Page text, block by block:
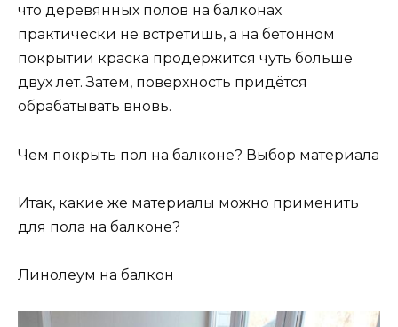
что деревянных полов на балконах
практически не встретишь, а на бетонном
покрытии краска продержится чуть больше
двух лет. Затем, поверхность придётся
обрабатывать вновь.
Чем покрыть пол на балконе? Выбор материала
Итак, какие же материалы можно применить
для пола на балконе?
Линолеум на балкон